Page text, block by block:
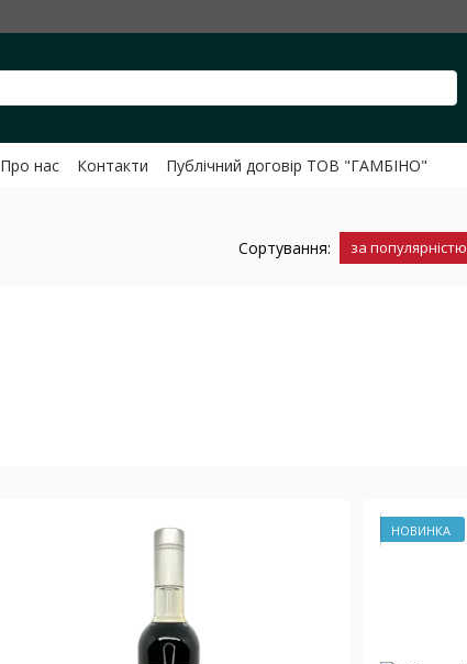
Про нас Контакти
Публічний договір ТОВ "ГАМБІНО"
Сортування: за популярністю
НОВИНКА